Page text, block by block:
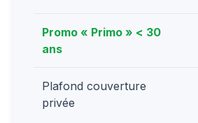
Promo « Primo » < 30
ans
Plafond couverture
privée